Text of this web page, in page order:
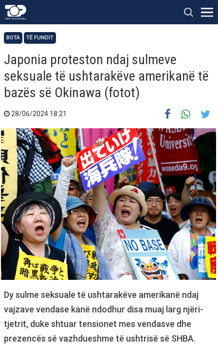
BOTA TË FUNDIT
Japonia proteston ndaj sulmeve
seksuale të ushtarakëve amerikanë të
bazës së Okinawa (fotot)
28/06/2024 18:21
Dy sulme seksuale të ushtarakëve amerikanë ndaj
vajzave vendase kanë ndodhur disa muaj larg njëri-
tjetrit, duke shtuar tensionet mes vendasve dhe
prezencës së vazhdueshme të ushtrisë së SHBA.